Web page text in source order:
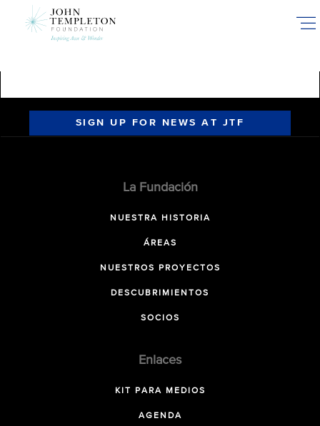
SIGN UP FOR NEWS AT JTF
La Fundación
NUESTRA HISTORIA
ÁREAS
NUESTROS PROYECTOS
DESCUBRIMIENTOS
SOCIOS
Enlaces
KIT PARA MEDIOS
AGENDA